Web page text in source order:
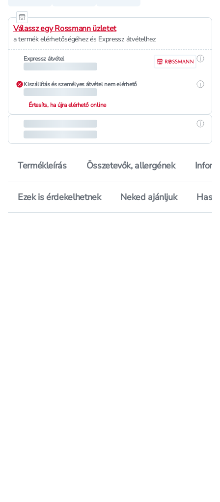
Válassz egy Rossmann üzletet
a termék elérhetőségéhez és Expressz átvételhez
Expressz átvétel
Kiszállítás és személyes átvétel nem elérhető
Értesíts, ha újra elérhető online
Termékleírás Összetevők, allergének
Ezek is érdekelhetnek Neked ajánljuk